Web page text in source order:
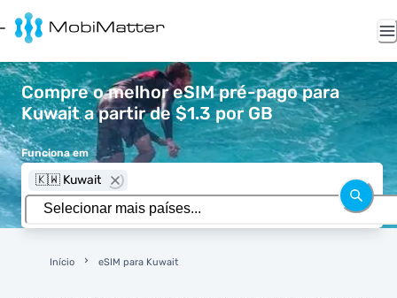
Compre o melhor eSIM pré-pago para
Kuwait a partir de $1.3 por GB
Funciona em
🇰🇼 Kuwait
Início eSIM para Kuwait